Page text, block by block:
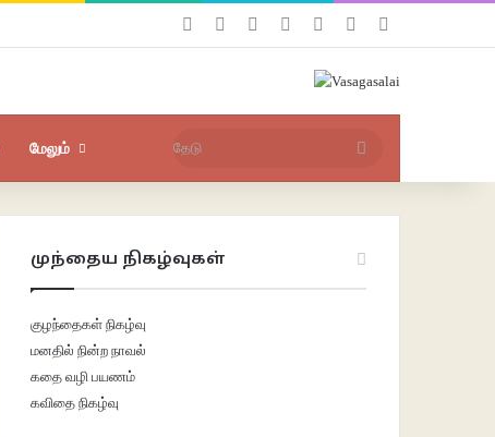
Facebook YouTubeInstagramபுகுபதிகைசீரற்ற பதிவுகள்
மேலும் தேடு
முந்தைய நிகழ்வுகள்
குழந்தைகள் நிகழ்வு
மனதில் நின்ற நாவல்
கதை வழி பயணம்
கவிதை நிகழ்வு